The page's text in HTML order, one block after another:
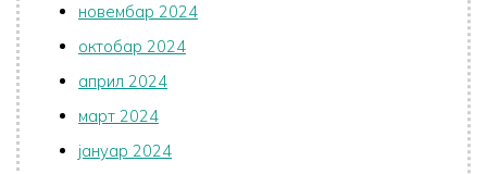
новембар 2024
октобар 2024
април 2024
март 2024
јануар 2024